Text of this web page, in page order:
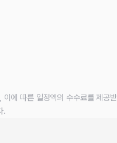
에 따른 일정액의 수수료를 제공받
.